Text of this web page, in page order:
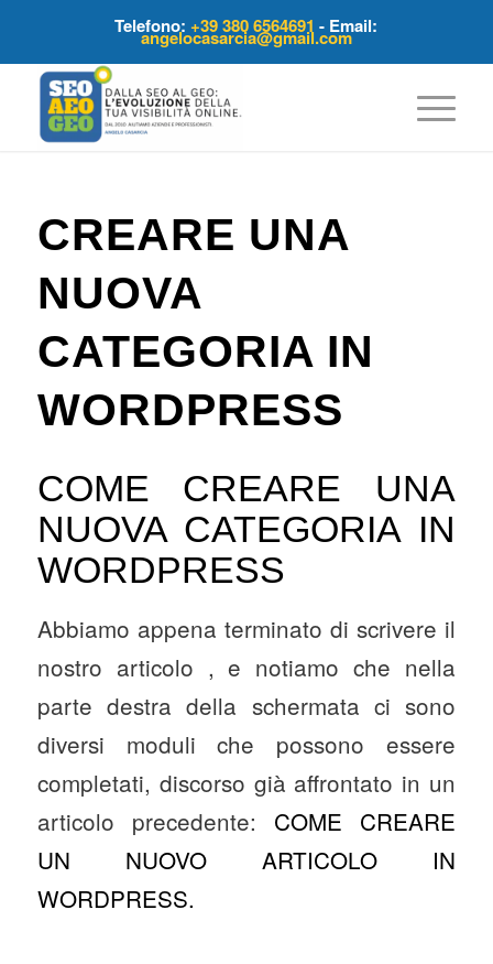
Telefono:+39 380 6564691 - Email:
angelocasarcia@gmail.com
CREARE UNA
NUOVA
CATEGORIA IN
WORDPRESS
COME CREARE UNA
NUOVA CATEGORIA IN
WORDPRESS
Abbiamo appena terminato di scrivere il
nostro articolo , e notiamo che nella
parte destra della schermata ci sono
diversi moduli che possono essere
completati, discorso già affrontato in un
articolo precedente: COME CREARE
UN NUOVO ARTICOLO IN
WORDPRESS.